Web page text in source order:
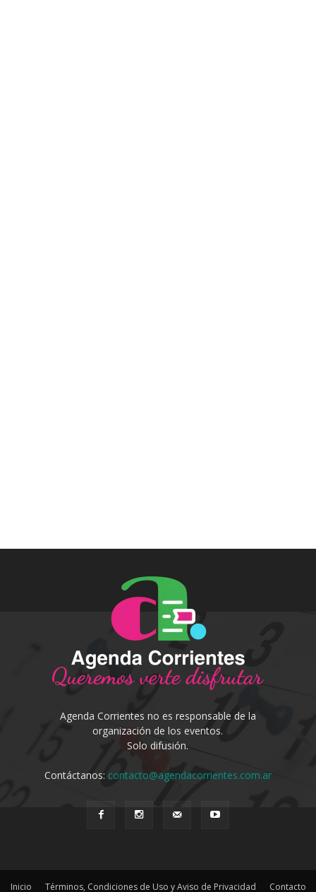
Agenda Corrientes no es responsable de la
organización de los eventos.
Solo difusión.
Contáctanos: contacto@agendacorrientes.com.ar
Inicio Términos, Condiciones de Uso y Aviso de Privacidad Contacto